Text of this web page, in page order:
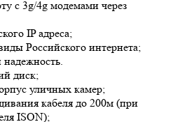
с 3g/4g модемами через
IP адреса;
Российского интернета;
надежность.
диск;
уличных камер;
кабеля до 200м (при
ISON);